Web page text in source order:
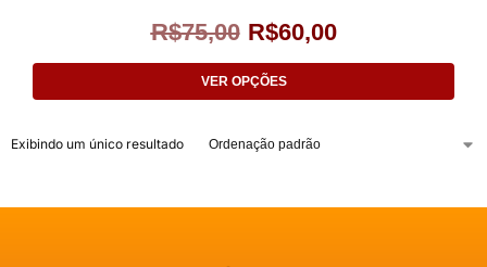
R$75,00 R$60,00
VER OPÇÕES
Exibindo um único resultado